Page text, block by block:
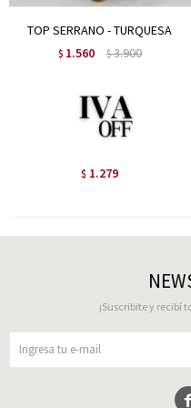
TOP SERRANO - TURQUESA
$ 1.560 $3.900
$ 1.279
¡Suscribite y recibí
